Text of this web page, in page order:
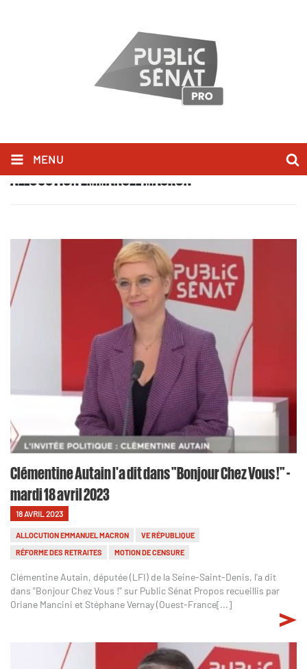
MENU
ALLOCUTION EMMANUEL MACRON
Clémentine Autain l'a dit dans "Bonjour Chez Vous !" -
mardi 18 avril 2023
18 AVRIL 2023
ALLOCUTION EMMANUEL MACRON
VE RÉPUBLIQUE
RÉFORME DES RETRAITES
MOTION DE CENSURE
Clémentine Autain, députée (LFI) de la Seine-Saint-Denis, l'a dit
dans "Bonjour Chez Vous !" sur Public Sénat Propos recueillis par
Oriane Mancini et Stéphane Vernay (Ouest-France[...]